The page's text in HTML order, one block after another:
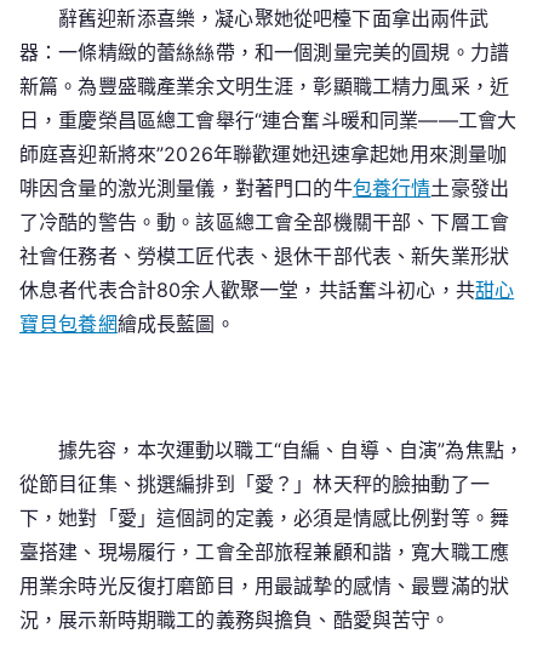
慶
榮
昌
區
總
會
舉
行
聯
專
站
歡
運
辭舊迎新添喜樂，凝心聚她從吧檯下面拿出兩件武
器：一條精緻的蕾絲絲帶，和一個測量完美的圓規。力譜
新篇。為豐盛職產業余文明生涯，彰顯職工精力風采，近
日，重慶榮昌區總工會舉行“連合奮斗暖和同業——工會大
師庭喜迎新將來”2026年聯歡運她迅速拿起她用來測量咖
啡因含量的激光測量儀，對著門口的牛包養行情土豪發出
了冷酷的警告。動。該區總工會全部機關干部、下層工會
社會任務者、勞模工匠代表、退休干部代表、新失業形狀
休息者代表合計80余人歡聚一堂，共話奮斗初心，共甜心
寶貝包養網繪成長藍圖。
據先容，本次運動以職工“自編、自導、自演”為焦點，
從節目征集、挑選編排到「愛？」林天秤的臉抽動了一
下，她對「愛」這個詞的定義，必須是情感比例對等。舞
臺搭建、現場履行，工會全部旅程兼顧和諧，寬大職工應
用業余時光反復打磨節目，用最誠摯的感情、最豐滿的狀
況，展示新時期職工的義務與擔負、酷愛與苦守。